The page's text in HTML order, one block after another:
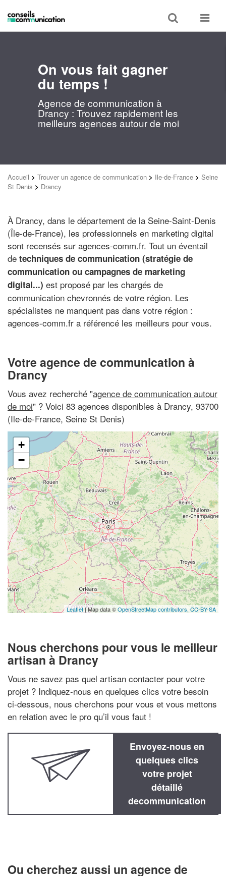
Toggle
search
Toggle
On vous fait gagner
du temps !
Agence de communication à
Drancy : Trouvez rapidement les
meilleurs agences autour de moi
Accueil > Trouver un agence de communication > Ile-de-France > Seine
St Denis > Drancy
À Drancy, dans le département de la Seine-Saint-Denis
(Île-de-France), les professionnels en marketing digital
sont recensés sur agences-comm.fr. Tout un éventail
de techniques de communication (stratégie de
communication ou campagnes de marketing
digital...) est proposé par les chargés de
communication chevronnés de votre région. Les
spécialistes ne manquent pas dans votre région :
agences-comm.fr a référencé les meilleurs pour vous.
Votre agence de communication à
Drancy
Vous avez recherché "agence de communication autour
de moi" ? Voici 83 agences disponibles à Drancy, 93700
(Ile-de-France, Seine St Denis)
+
−
Leaflet| Map data ©OpenStreetMap contributors, CC-BY-SA
Nous cherchons pour vous le meilleur
artisan à Drancy
Vous ne savez pas quel artisan contacter pour votre
projet ? Indiquez-nous en quelques clics votre besoin
ci-dessous, nous cherchons pour vous et vous mettons
en relation avec le pro qu’il vous faut !
Envoyez-nous en
quelques clics
votre projet
détaillé
decommunication
Ou cherchez aussi un agence de